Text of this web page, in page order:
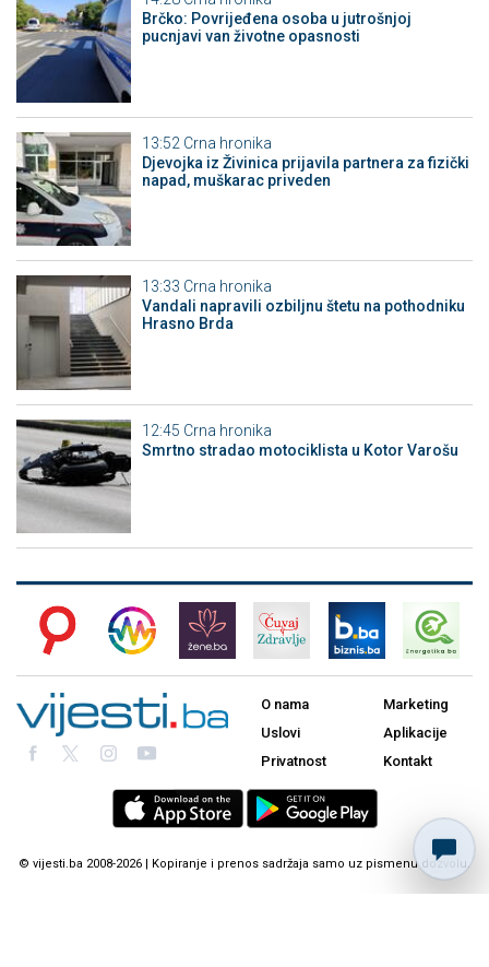
Brčko: Povrijeđena osoba u jutrošnjoj
pucnjavi van životne opasnosti
13:52 Crna hronika
Djevojka iz Živinica prijavila partnera za fizički
napad, muškarac priveden
13:33 Crna hronika
Vandali napravili ozbiljnu štetu na pothodniku
Hrasno Brda
12:45 Crna hronika
Smrtno stradao motociklista u Kotor Varošu
O nama
Uslovi
Privatnost
Marketing
Aplikacije
Kontakt
© vijesti.ba 2008-2026 | Kopiranje i prenos sadržaja samo uz pismenu dozvolu.